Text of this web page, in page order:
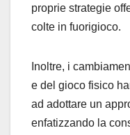
proprie strategie
colte in fuorigioco.
Inoltre, i
e del gioco fisico
ad adottare un
enfatizzando la